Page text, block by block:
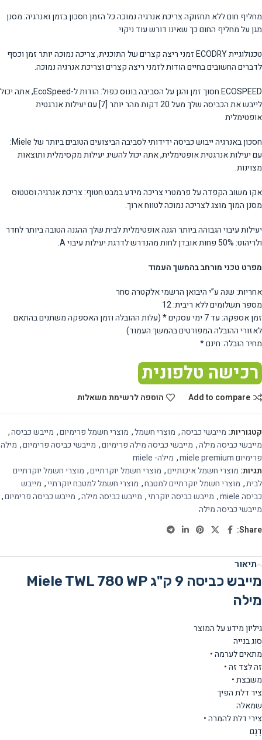
מחליף חום ללא תחזוקה צריכת אנרגיה נמוכה כל הזמן חסכון בזמן ואנרגיה: מסנן
מגן על מחליף החום כך שאינו דורש עוד ניקוי.
טכנולוגיית ECODRY זמני ריצה קצרים של התוכנית, צריכה נמוכה יותר זמן וכסף
לדברים החשובים בחיים הודות לזמני ריצה קצרים וצריכת אנרגיה נמוכה.
ECOSPEED חסוך זמן והגן על הסביבה בונוס כפול: הודות ל-EcoSpeed, אתה יכול
לייבש את הכביסה שלך מעל 20 דקות מהר יותר [7] עם יעילות אנרגטית
אופטימלית
חסכון באנרגיה ייבוש כביסה ידידותי לסביבה הביצועים הטובים ביותר של Miele:
עם יעילות אנרגטית אופטימלית, אתה יכול להשיג יעילות מקסימלית ותוצאות
מצוינות.
אקו משוב הקפדה על פרמטרי צריכה מידע במבט חטוף: צריכת אנרגיה וסטטוס
מסנן המוך מוצג לצריכה נמוכה לטווח ארוך.
יעילות עיבוי הגבוהה ביותר הגנה אופטימלית לבית שלך ההגנה הטובה ביותר לחדר
ולריהוט: 50% פחות אובדן לחות מהנדרש לדרגת יעילות עיבוי A.
מפרט טכני מורחב בהמשך העמוד
אחריות: שנה ע”י היבואן הרשמי אלקטרה סחר
מספר תשלומים ללא ריבית: 12
זמן אספקה: עד 7 ימי עסקים * (עלות ההובלה וזמן האספקה משתנים בהתאם
לאזורי ההובלה המפורטים בהמשך העמוד)
מחיר הובלה: חינם *
רכישה טלפונית
Add to compare הוספה לרשימת משאלות
קטגוריות: מייבשי כביסה, מוצרי חשמל, מוצרי חשמל פרימיום, מייבש כביסה,
מייבשי כביסה מילה, מייבשי כביסה מילה פרימיום, מייבשי כביסה פרימיום, מילה
פרימיום miele premium
, מילה- miele
תגיות: מוצרי חשמל איכותיים, מוצרי חשמל יוקרתיים, מוצרי חשמל יוקרתיים
לבית, מוצרי חשמל יוקרתיים למטבח, מוצרי חשמל למטבח יוקרתיי, מייבש
כביסה miele
, מייבש כביסה יוקרתי, מייבש כביסה מילה, מייבש כביסה פרימיום,
מייבשי כביסה מילה
Share:
תיאור
מייבש כביסה 9 ק"ג Miele TWL 780 WP
מילה
גיליון מידע על המוצר
סוג בנייה
מתאים לערמה •
זה לצד זה •
משבצת •
ציר דלת הפיך
שמאלה
צירי דלת להמרה •
דֶגֶם